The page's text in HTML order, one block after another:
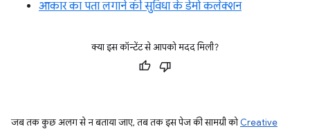
आकार का पता लगाने की सुविधा के डेमो कलेक्शन
क्या इस कॉन्टेंट से आपको मदद मिली?
जब तक कुछ अलग से न बताया जाए, तब तक इस पेज की सामग्री कोCreative